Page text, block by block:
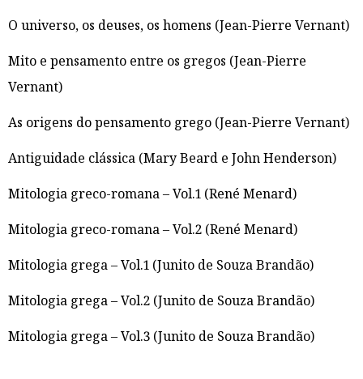
O universo, os deuses, os homens (Jean-Pierre Vernant)
Mito e pensamento entre os gregos (Jean-Pierre
Vernant)
As origens do pensamento grego (Jean-Pierre Vernant)
Antiguidade clássica (Mary Beard e John Henderson)
Mitologia greco-romana – Vol.1 (René Menard)
Mitologia greco-romana – Vol.2 (René Menard)
Mitologia grega – Vol.1 (Junito de Souza Brandão)
Mitologia grega – Vol.2 (Junito de Souza Brandão)
Mitologia grega – Vol.3 (Junito de Souza Brandão)